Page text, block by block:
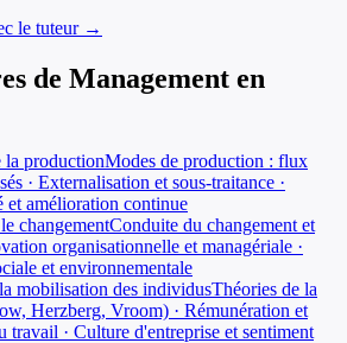
le tuteur →
de Management en
la productionModes de production : flux
· Externalisation et sous-traitance ·
et amélioration continue
changementConduite du changement et
organisationnelle et managériale ·
et environnementale
mobilisation des individusThéories de la
Herzberg, Vroom) · Rémunération et
travail · Culture d'entreprise et sentiment